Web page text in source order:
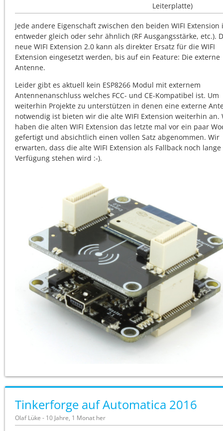
Leiterplatte)
Jede andere Eigenschaft zwischen den beiden WIFI Extension
entweder gleich oder sehr ähnlich (RF Ausgangsstärke, etc.).
neue WIFI Extension 2.0 kann als direkter Ersatz für die WIFI
Extension eingesetzt werden, bis auf ein Feature: Die externe
Antenne.
Leider gibt es aktuell kein ESP8266 Modul mit externem
Antennenanschluss welches FCC- und CE-Kompatibel ist. Um
weiterhin Projekte zu unterstützen in denen eine externe
notwendig ist bieten wir die alte WIFI Extension weiterhin an.
haben die alten WIFI Extension das letzte mal vor ein paar
gefertigt und absichtlich einen vollen Satz abgenommen. Wir
erwarten, dass die alte WIFI Extension als Fallback noch
Verfügung stehen wird :-).
Tinkerforge auf Automatica 2016
Olaf Lüke - 10 Jahre, 1 Monat her